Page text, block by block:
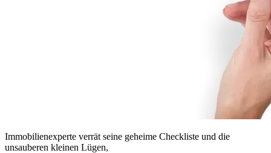
Immobilienexperte verrät seine geheime Checkliste und die
unsauberen kleinen Lügen,